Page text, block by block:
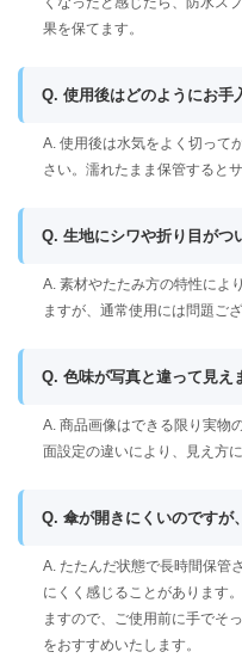
果を保てます。
Q. 使用後はどのようにお手
A. 使用後は水気をよく切って
さい。濡れたまま保管すると
Q. 生地にシワや折り目がつ
A. 素材やたたみ方の特性によ
ますが、通常使用には問題ござ
Q. 色味が写真と違って見え
A. 商品画像はできる限り実物
面設定の違いにより、見え方
Q. 傘が開きにくいのですが
A. たたんだ状態で長時間保管
にくく感じることがあります
ますので、ご使用前に手でそ
をおすすめいたします。